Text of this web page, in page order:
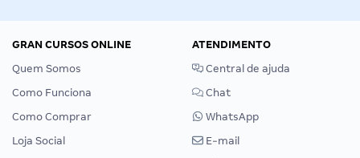
GRAN CURSOS ONLINE
Quem Somos
Como Funciona
Como Comprar
Loja Social
ATENDIMENTO
Central de ajuda
Chat
WhatsApp
E-mail